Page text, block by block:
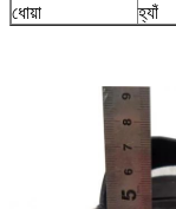
ধোয়া
হ্যাঁ